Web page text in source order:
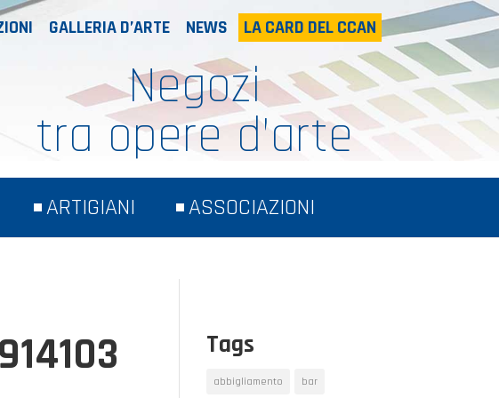
GALLERIA D’ARTE NEWS LA CARD DEL CCAN
Negozi
tra opere d’arte
ARTIGIANI ASSOCIAZIONI
Tags
abbigliamento bar